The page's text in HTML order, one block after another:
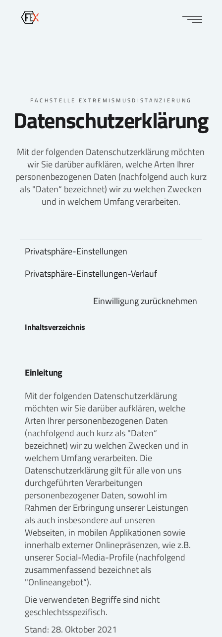
FACHSTELLE EXTREMISMUSDISTANZIERUNG
Datenschutzerklärung
Mit der folgenden Datenschutzerklärung möchten
wir Sie darüber aufklären, welche Arten Ihrer
personenbezogenen Daten (nachfolgend auch kurz
als "Daten“ bezeichnet) wir zu welchen Zwecken
und in welchem Umfang verarbeiten.
Privatsphäre-Einstellungen
Privatsphäre-Einstellungen-Verlauf
Einwilligung zurücknehmen
Inhaltsverzeichnis
Einleitung
Mit der folgenden Datenschutzerklärung
möchten wir Sie darüber aufklären, welche
Arten Ihrer personenbezogenen Daten
(nachfolgend auch kurz als "Daten“
bezeichnet) wir zu welchen Zwecken und in
welchem Umfang verarbeiten. Die
Datenschutzerklärung gilt für alle von uns
durchgeführten Verarbeitungen
personenbezogener Daten, sowohl im
Rahmen der Erbringung unserer Leistungen
als auch insbesondere auf unseren
Webseiten, in mobilen Applikationen sowie
innerhalb externer Onlinepräsenzen, wie z.B.
unserer Social-Media-Profile (nachfolgend
zusammenfassend bezeichnet als
"Onlineangebot“).
Die verwendeten Begriffe sind nicht
geschlechtsspezifisch.
Stand: 28. Oktober 2021